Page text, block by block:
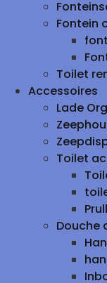
Fontein
Toilet
Accessoires
Lade
Toilet
Douche